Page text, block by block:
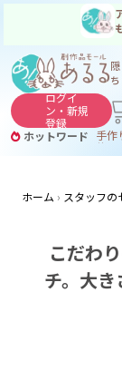
ログイ
ン・新規
登録
ホットワード 手作
サヌ
ホーム スタッフの
こだわ
チ。大